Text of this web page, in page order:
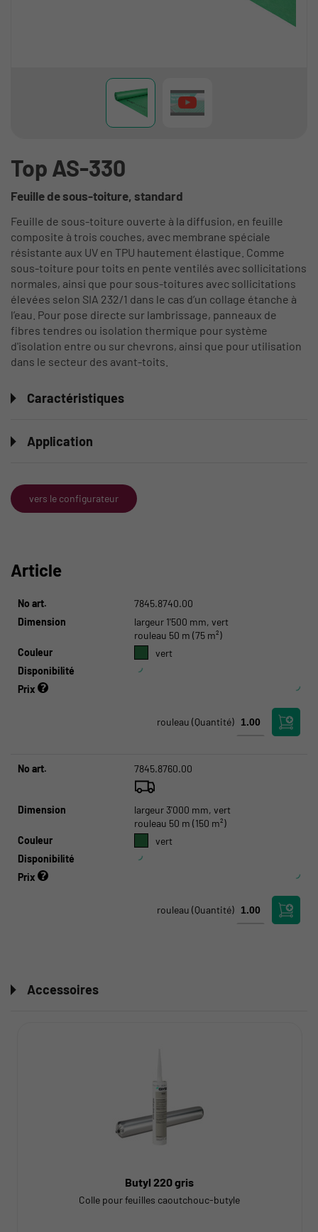
Top AS-330
Feuille de sous-toiture, standard
Feuille de sous-toiture ouverte à la diffusion, en feuille
composite à trois couches, avec membrane spéciale
résistante aux UV en TPU hautement élastique. Comme
sous-toiture pour toits en pente ventilés avec sollicitations
normales, ainsi que pour sous-toitures avec sollicitations
élevées selon SIA 232/1 dans le cas d’un collage étanche à
l’eau. Pour pose directe sur lambrissage, panneaux de
fibres tendres ou isolation thermique pour système
d'isolation entre ou sur chevrons, ainsi que pour utilisation
dans le secteur des avant-toits.
Caractéristiques
Application
vers le configurateur
Article
No art.
7845.8740.00
Dimension
largeur 1'500 mm, vert
rouleau 50 m (75 m²)
Couleur
vert
Disponibilité
Prix
rouleau (Quantité)
No art. 7845.8760.00
Dimension
largeur 3'000 mm, vert
rouleau 50 m (150 m²)
Couleur
vert
Disponibilité
Prix
rouleau (Quantité)
Accessoires
Butyl 220 gris
Colle pour feuilles caoutchouc-butyle